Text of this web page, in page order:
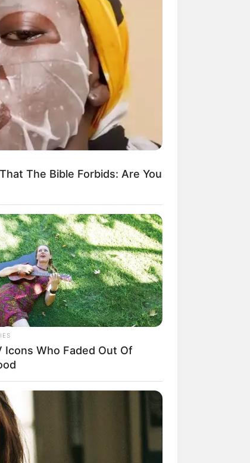
The Bible Forbids: Are You
Icons Who Faded Out Of